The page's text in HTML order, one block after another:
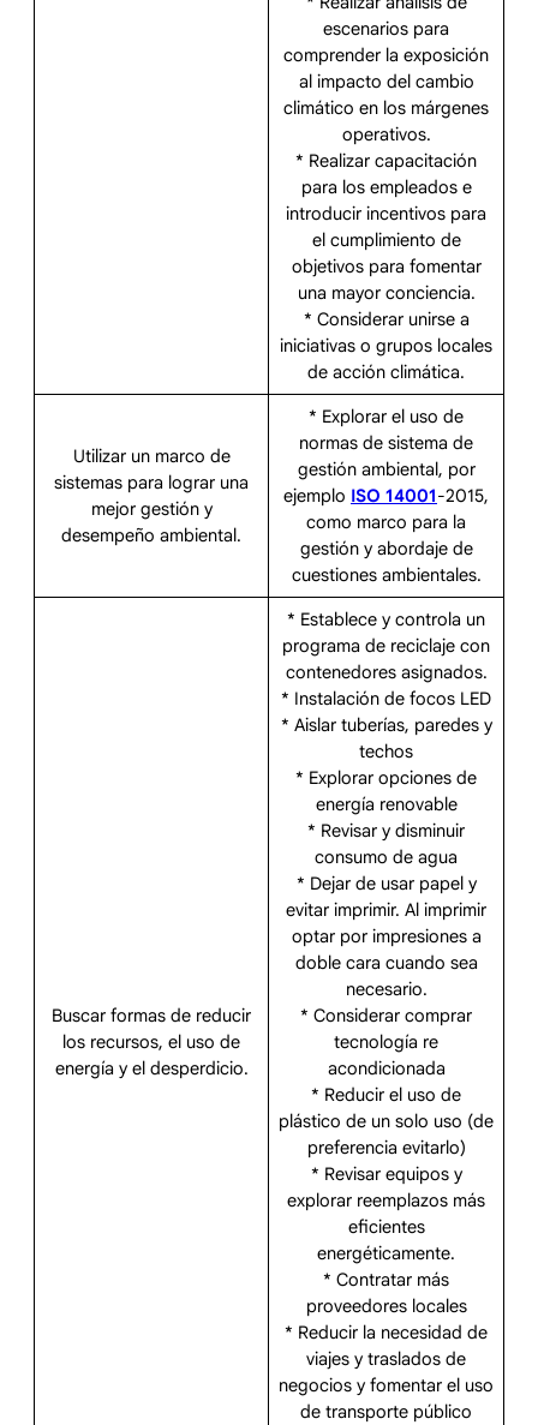
escenarios para
comprender la exposición
al impacto del cambio
climático en los márgenes
operativos.
* Realizar capacitación
para los empleados e
introducir incentivos para
el cumplimiento de
objetivos para fomentar
una mayor conciencia.
* Considerar unirse a
iniciativas o grupos locales
de acción climática.
Utilizar un marco de
sistemas para lograr una
mejor gestión y
desempeño ambiental.
* Explorar el uso de
normas de sistema de
gestión ambiental, por
ejemplo ISO 14001-2015,
como marco para la
gestión y abordaje de
cuestiones ambientales.
Buscar formas de reducir
los recursos, el uso de
energía y el desperdicio.
* Establece y controla un
programa de reciclaje con
contenedores asignados.
* Instalación de focos LED
* Aislar tuberías, paredes y
techos
* Explorar opciones de
energía renovable
* Revisar y disminuir
consumo de agua
* Dejar de usar papel y
evitar imprimir. Al imprimir
optar por impresiones a
doble cara cuando sea
necesario.
* Considerar comprar
tecnología re
acondicionada
* Reducir el uso de
plástico de un solo uso (de
preferencia evitarlo)
* Revisar equipos y
explorar reemplazos más
eficientes
energéticamente.
* Contratar más
proveedores locales
* Reducir la necesidad de
viajes y traslados de
negocios y fomentar el uso
de transporte público